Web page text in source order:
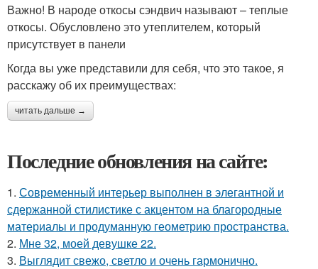
Важно! В народе откосы сэндвич называют – теплые
откосы. Обусловлено это утеплителем, который
присутствует в панели
Когда вы уже представили для себя, что это такое, я
расскажу об их преимуществах:
читать дальше →
Последние обновления на сайте:
1. Современный интерьер выполнен в элегантной и
сдержанной стилистике с акцентом на благородные
материалы и продуманную геометрию пространства.
2. Мне 32, моей девушке 22.
3. Выглядит свежо, светло и очень гармонично.